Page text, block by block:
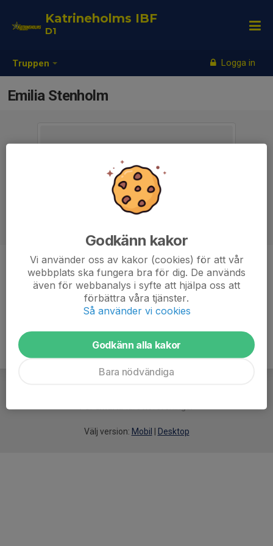
Truppen Logga in
Katrineholms IBF
D1
Emilia Stenholm
Titel
Lagledare
23 år
Försmartaidrottsföreningar
Välj version: Mobil Desktop
Godkänn kakor
Vi använder oss av kakor (cookies) för att vår
webbplats ska fungera bra för dig. De används
även för webbanalys i syfte att hjälpa oss att
förbättra våra tjänster.
Så använder vi cookies
Godkänn alla kakor
Bara nödvändiga